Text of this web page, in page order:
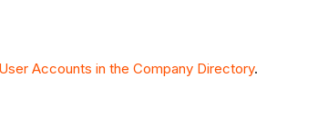
Accounts in the Company Directory.